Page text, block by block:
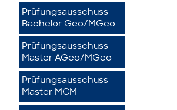
Prüfungsausschuss
Bachelor Geo/MGeo
Prüfungsausschuss
Master AGeo/MGeo
Prüfungsausschuss
Master MCM